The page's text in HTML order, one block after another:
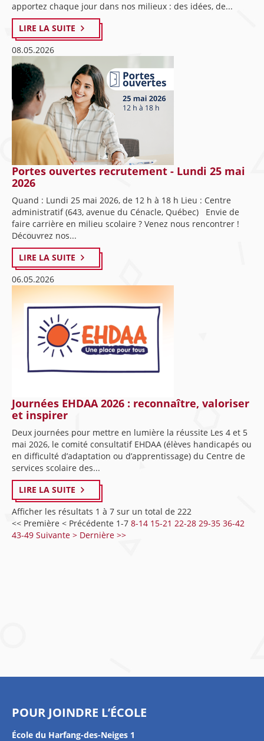
apportez chaque jour dans nos milieux : des idées, de...
LIRE LA SUITE
08.05.2026
Portes ouvertes recrutement - Lundi 25 mai
2026
Quand : Lundi 25 mai 2026, de 12 h à 18 h Lieu : Centre
administratif (643, avenue du Cénacle, Québec) Envie de
faire carrière en milieu scolaire ? Venez nous rencontrer !
Découvrez nos...
LIRE LA SUITE
06.05.2026
Journées EHDAA 2026 : reconnaître, valoriser
et inspirer
Deux journées pour mettre en lumière la réussite Les 4 et 5
mai 2026, le comité consultatif EHDAA (élèves handicapés ou
en difficulté d’adaptation ou d’apprentissage) du Centre de
services scolaire des...
LIRE LA SUITE
Afficher les résultats 1 à 7 sur un total de 222
<< Première < Précédente 1-7 8-14 15-21 22-28 29-35 36-42
43-49 Suivante > Dernière >>
POUR JOINDRE L’ÉCOLE
École du Harfang-des-Neiges 1